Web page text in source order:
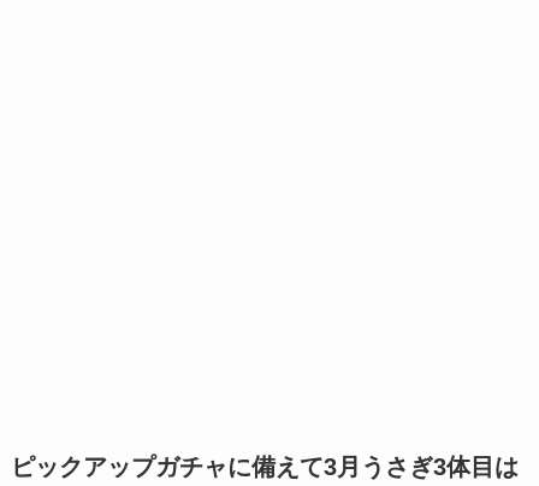
ピックアップガチャに備えて3月うさぎ3体目は